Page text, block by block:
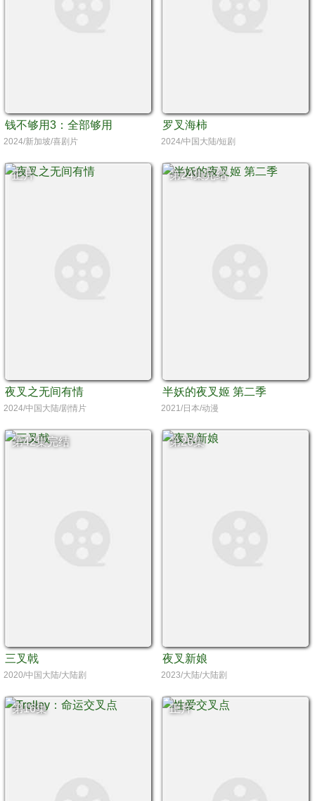
钱不够用3：全部够用
2024/新加坡/喜剧片
罗叉海柿
2024/中国大陆/短剧
正片
夜叉之无间有情
2024/中国大陆/剧情片
第24集完结
半妖的夜叉姬 第二季
2021/日本/动漫
第42集完结
三叉戟
2020/中国大陆/大陆剧
第26集
夜叉新娘
2023/大陆/大陆剧
第16集 正片